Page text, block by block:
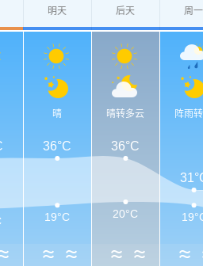
明天 后天 周一
晴 晴转多云 阵雨
36°C 36°C
19°C 20°C